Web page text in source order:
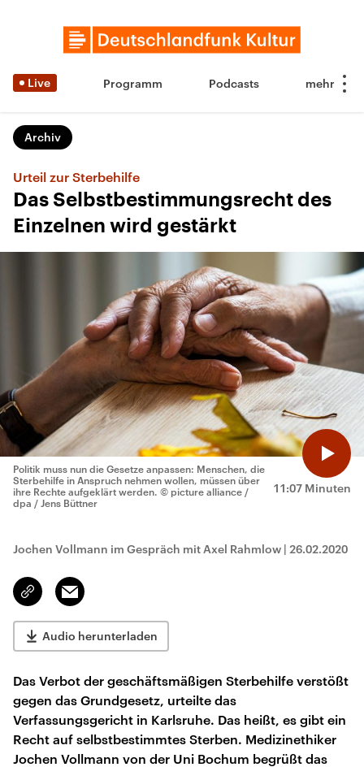
Live Programm Podcasts
Archiv
Urteil zur Sterbehilfe
Das Selbstbestimmungsrecht des
Einzelnen wird gestärkt
11:07 Minuten
Politik muss nun die Gesetze anpassen: Menschen, die
Sterbehilfe in Anspruch nehmen wollen, müssen über
ihre Rechte aufgeklärt werden. © picture alliance /
dpa / Jens Büttner
Jochen Vollmann im Gespräch mit Axel Rahmlow | 26.02.2020
Link
kopieren/teilen
Email
Audio herunterladen
Das Verbot der geschäftsmäßigen Sterbehilfe verstößt
gegen das Grundgesetz, urteilte das
Verfassungsgericht in Karlsruhe. Das heißt, es gibt ein
Recht auf selbstbestimmtes Sterben. Medizinethiker
Jochen Vollmann von der Uni Bochum begrüßt das